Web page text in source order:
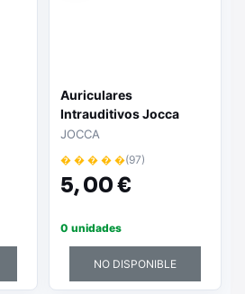
Auriculares
Intrauditivos Jocca
9721P/ Jack 3.5/ Rosas
JOCCA
� � � � �(97)
5,00 €
0 unidades
NO DISPONIBLE